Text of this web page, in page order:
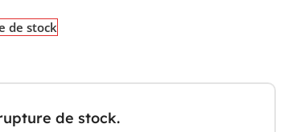
de stock
de stock.